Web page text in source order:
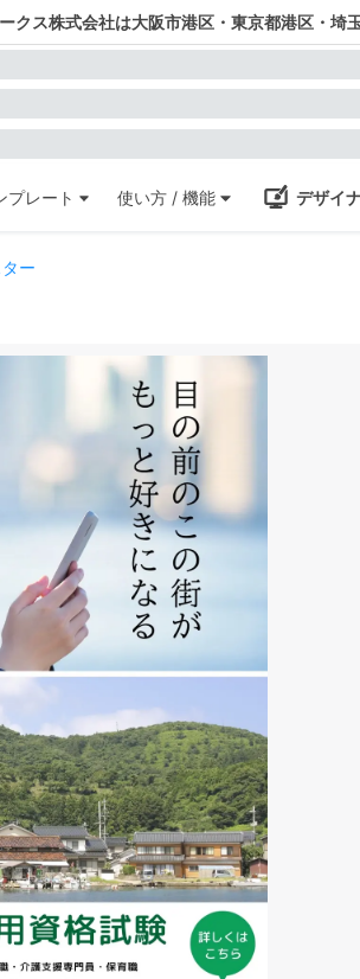
クス株式会社は大阪市港区・東京都港区・埼
プレート 使い方 / 機能 デザイ
ー